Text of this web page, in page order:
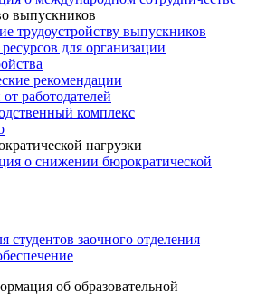
выпускников
трудоустройству выпускников
для организации
рекомендации
работодателей
комплекс
нагрузки
о снижении бюрократической
студентов заочного отделения
об образовательной